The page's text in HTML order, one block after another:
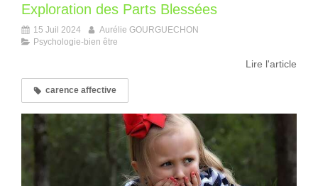
Exploration des Parts Blessées
15 Juil 2024
Aurélie GOURGUECHON
Psychologie-bien être
Lire l'article
carence affective